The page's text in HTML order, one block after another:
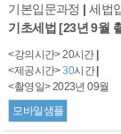
기본입문과정 | 세법
기초세법 [23년 9월
<강의시간> 20시간
<제공시간>30시간
<촬영일> 2023년 09월
모바일샘플